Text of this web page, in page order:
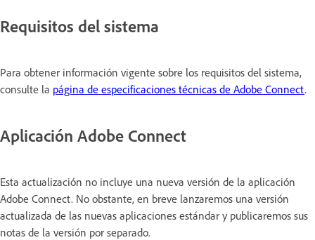
Requisitos del sistema
Para obtener información vigente sobre los requisitos del sistema,
consulte la página de especificaciones técnicas de Adobe Connect.
Aplicación Adobe Connect
Esta actualización no incluye una nueva versión de la aplicación
Adobe Connect. No obstante, en breve lanzaremos una versión
actualizada de las nuevas aplicaciones estándar y publicaremos sus
notas de la versión por separado.